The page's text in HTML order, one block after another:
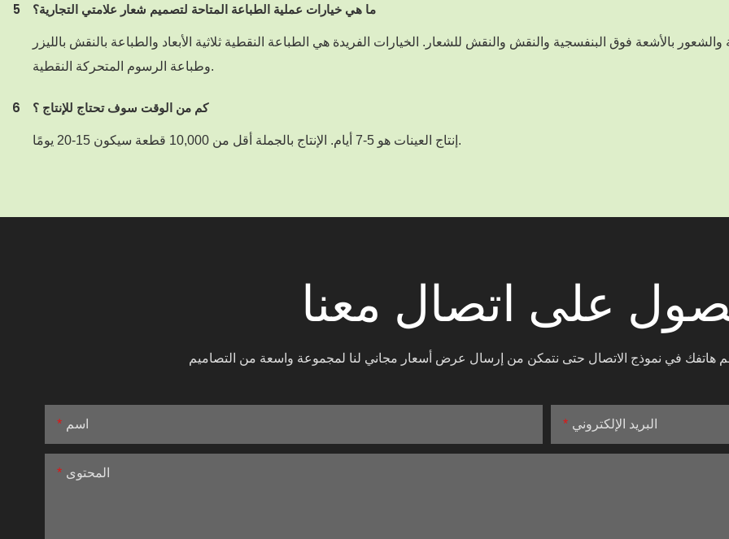
5 ما هي خيارات عملية الطباعة المتاحة لتصميم شعار علامتي التجارية؟
بالأشعة فوق البنفسجية والنقش والنقش للشعار. الخيارات الفريدة هي الطباعة النقطية ثلاثية الأبعاد والطباعة بالنقش بالليزر
وطباعة الرسوم المتحركة النقطية.
6 كم من الوقت سوف تحتاج للإنتاج ؟
إنتاج العينات هو 5-7 أيام. الإنتاج بالجملة أقل من 10,000 قطعة سيكون 15-20 يومًا.
على اتصال معنا
اسم البريد الإلكتروني
المحتوى